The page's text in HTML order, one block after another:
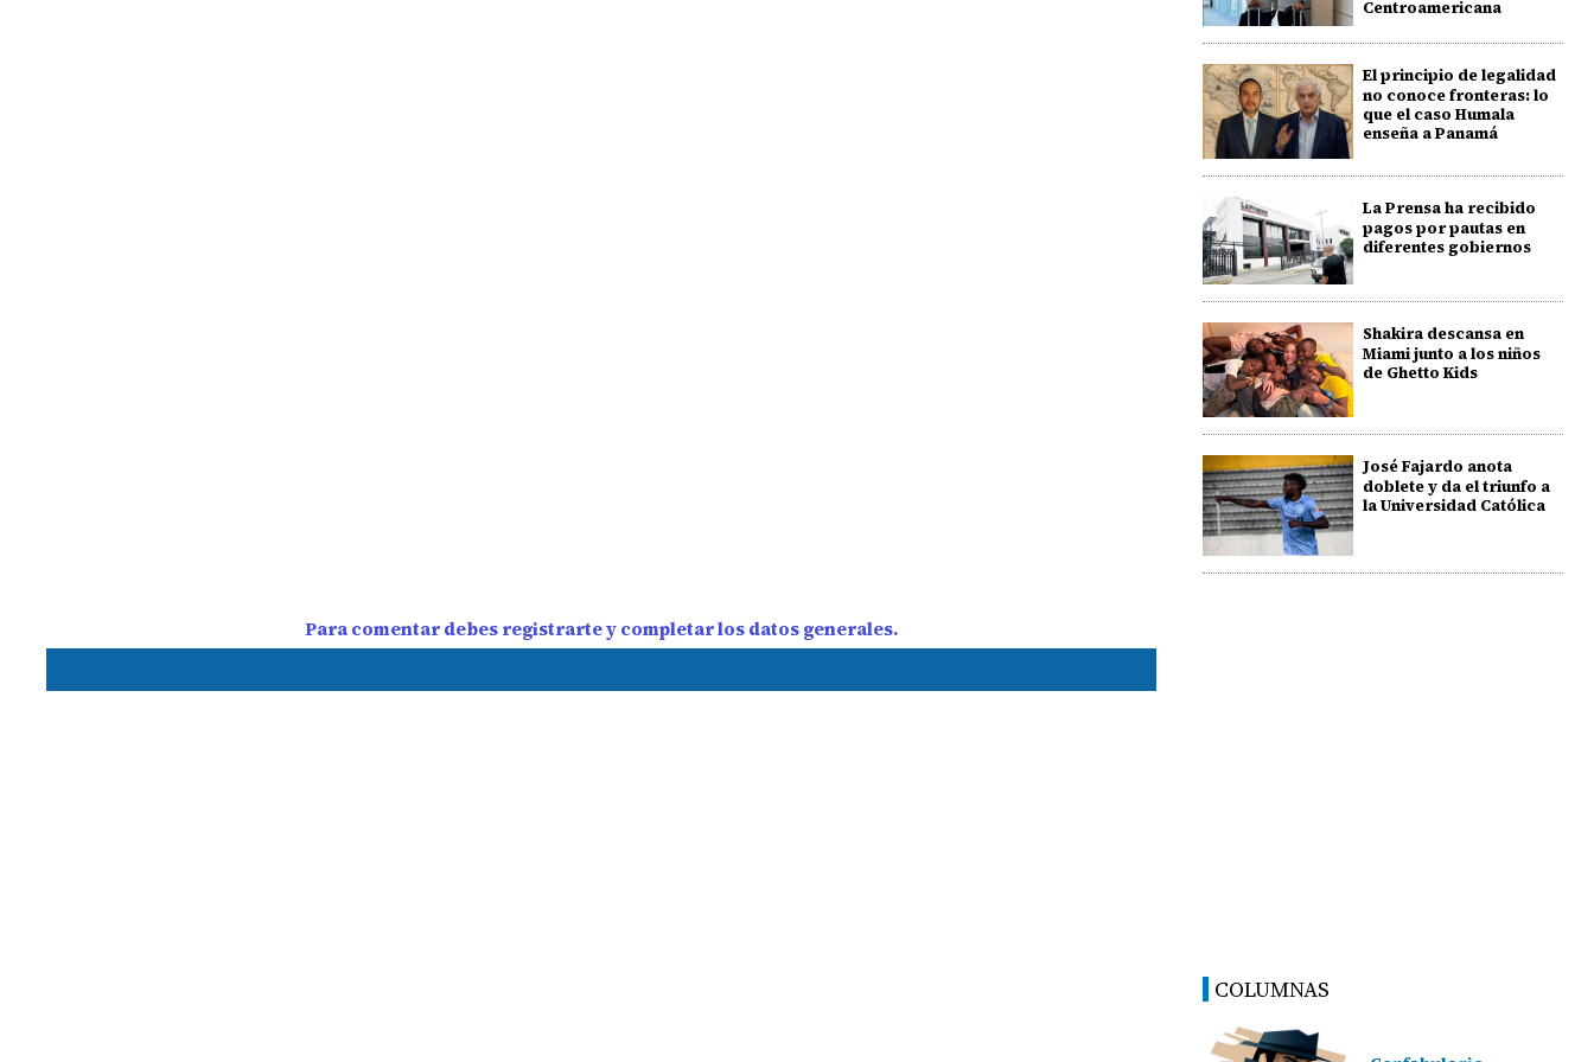
Para comentar debes registrarte y completar los datos generales.
Centroamericana
El principio de legalidad
no conoce fronteras: lo
que el caso Humala
enseña a Panamá
La Prensa ha recibido
pagos por pautas en
diferentes gobiernos
Shakira descansa en
Miami junto a los niños
de Ghetto Kids
José Fajardo anota
doblete y da el triunfo a
la Universidad Católica
COLUMNAS